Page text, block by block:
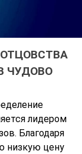
ЧУДОВО
лидером
Благодаря
низкую цену